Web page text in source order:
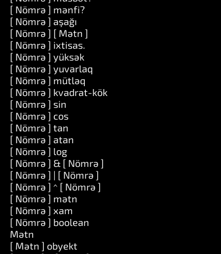
[ Nömrə ] mənfi?
[ Nömrə ] aşağı
[ Nömrə ] [ Mətn ]
[ Nömrə ] ixtisas.
[ Nömrə ] yüksək
[ Nömrə ] yuvarlaq
[ Nömrə ] mütləq
[ Nömrə ] kvadrat-kök
[ Nömrə ] sin
[ Nömrə ] cos
[ Nömrə ] tan
[ Nömrə ] atan
[ Nömrə ] log
[ Nömrə ] & [ Nömrə ]
[ Nömrə ] | [ Nömrə ]
[ Nömrə ] ^ [ Nömrə ]
[ Nömrə ] mətn
[ Nömrə ] xam
[ Nömrə ] boolean
Mətn
[ Mətn ] obyekt